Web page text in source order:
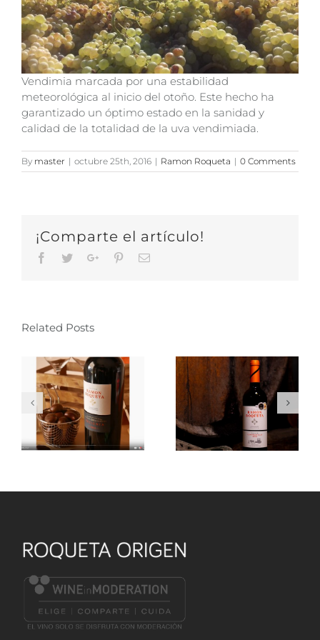
Vendimia marcada por una estabilidad
meteorológica al inicio del otoño. Este hecho ha
garantizado un óptimo estado en la sanidad y
calidad de la totalidad de la uva vendimiada.
By master | octubre 25th, 2016 | Ramon Roqueta | 0 Comments
¡Comparte el artículo!
Facebook
TwitterGoogle+PinterestEmail
Related Posts